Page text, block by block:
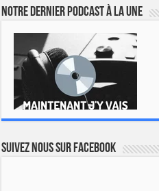
Notre dernier podcast à la une
Suivez nous sur Facebook